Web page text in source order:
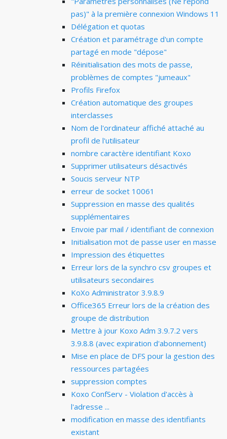
pas)" à la première connexion Windows 11
Délégation et quotas
Création et paramétrage d'un compte
partagé en mode "dépose"
Réinitialisation des mots de passe,
problèmes de comptes "jumeaux"
Profils Firefox
Création automatique des groupes
interclasses
Nom de l'ordinateur affiché attaché au
profil de l'utilisateur
nombre caractère identifiant Koxo
Supprimer utilisateurs désactivés
Soucis serveur NTP
erreur de socket 10061
Suppression en masse des qualités
supplémentaires
Envoie par mail / identifiant de connexion
Initialisation mot de passe user en masse
Impression des étiquettes
Erreur lors de la synchro csv groupes et
utilisateurs secondaires
KoXo Administrator 3.9.8.9
Office365 Erreur lors de la création des
groupe de distribution
Mettre à jour Koxo Adm 3.9.7.2 vers
3.9.8.8 (avec expiration d'abonnement)
Mise en place de DFS pour la gestion des
ressources partagées
suppression comptes
Koxo ConfServ - Violation d'accès à
l'adresse ...
modification en masse des identifiants
existant